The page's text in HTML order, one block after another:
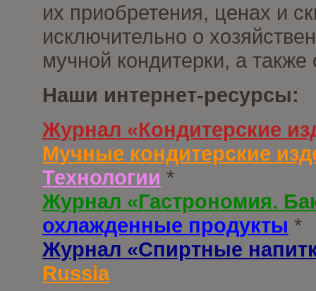
их приобретения, ценах и
исключительно о
мучной кондитерки, а
Наши интернет-ресурсы:
Журнал «Кондитерские
Мучные кондитерские
Технологии *
Журнал «Гастрономия.
охлажденные продукты *
Журнал «Спиртные
Russia